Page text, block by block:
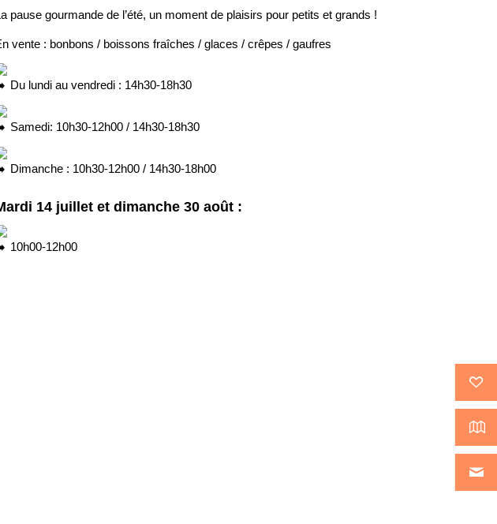
pause gourmande de l’été, un moment de plaisirs pour petits et grands !
vente : bonbons / boissons fraîches / glaces / crêpes / gaufres
Du lundi au vendredi : 14h30-18h30
Samedi: 10h30-12h00 / 14h30-18h30
Dimanche : 10h30-12h00 / 14h30-18h00
14 juillet et dimanche 30 août :
10h00-12h00